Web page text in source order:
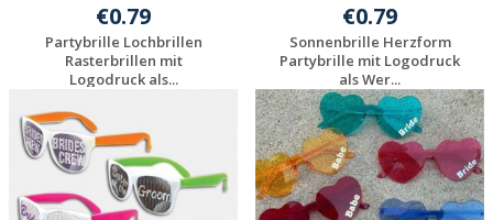
€0.79
Partybrille Lochbrillen
Rasterbrillen mit
Logodruck als...
Individuelles
Angebot anfordern
€0.79
Sonnenbrille Herzform
Partybrille mit Logodruck
als Wer...
Individuelles
Angebot anfordern